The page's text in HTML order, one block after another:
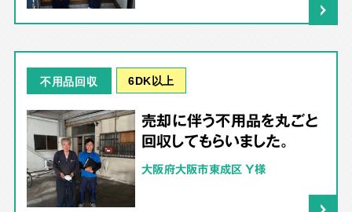
不用品回収 6DK以上
売却に伴う不用品を丸ごと
回収してもらいました。
大阪府大阪市東成区 Y様